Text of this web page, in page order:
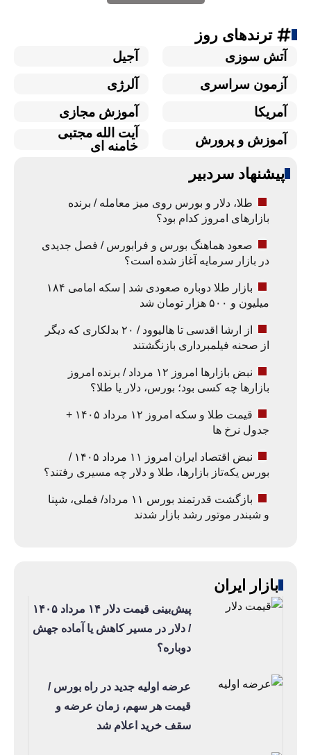
ترندهای روز
آتش سوزی
آجیل
آزمون سراسری
آلرژی
آمریکا
آموزش مجازی
آموزش و پرورش
آیت الله مجتبی
خامنه ای
پیشنهاد سردبیر
طلا، دلار و بورس روی میز معامله / برنده
بازارهای امروز کدام بود؟
صعود هماهنگ بورس و فرابورس / فصل جدیدی
در بازار سرمایه آغاز شده است؟
بازار طلا دوباره صعودی شد | سکه امامی ۱۸۴
میلیون و ۵۰۰ هزار تومان شد
از ارشا اقدسی تا هالیوود / ۲۰ بدلکاری که دیگر
از صحنه فیلمبرداری بازنگشتند
نبض بازارها امروز ۱۲ مرداد / برنده امروز
بازارها چه کسی بود؛ بورس، دلار یا طلا؟
قیمت طلا و سکه امروز ۱۲ مرداد ۱۴۰۵ +
جدول نرخ ها
نبض اقتصاد ایران امروز ۱۱ مرداد ۱۴۰۵ /
بورس یکه‌تاز بازارها، طلا و دلار چه مسیری رفتند؟
بازگشت قدرتمند بورس ۱۱ مرداد/ فملی، شپنا
و شبندر موتور رشد بازار شدند
بازار ایران
پیش‌بینی قیمت دلار ۱۴ مرداد ۱۴۰۵
/ دلار در مسیر کاهش یا آماده جهش
دوباره؟
عرضه اولیه جدید در راه بورس /
قیمت هر سهم، زمان عرضه و
سقف خرید اعلام شد